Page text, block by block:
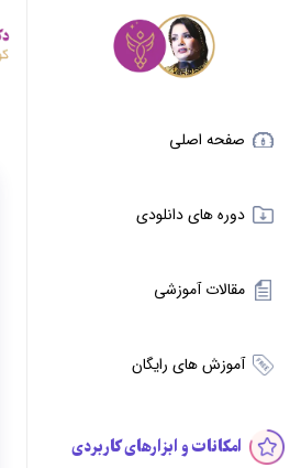
صفحه اصلی
دوره های دانلودی
مقالات آموزشی
آموزش های رایگان
امکانات و ابزارهای کاربردی